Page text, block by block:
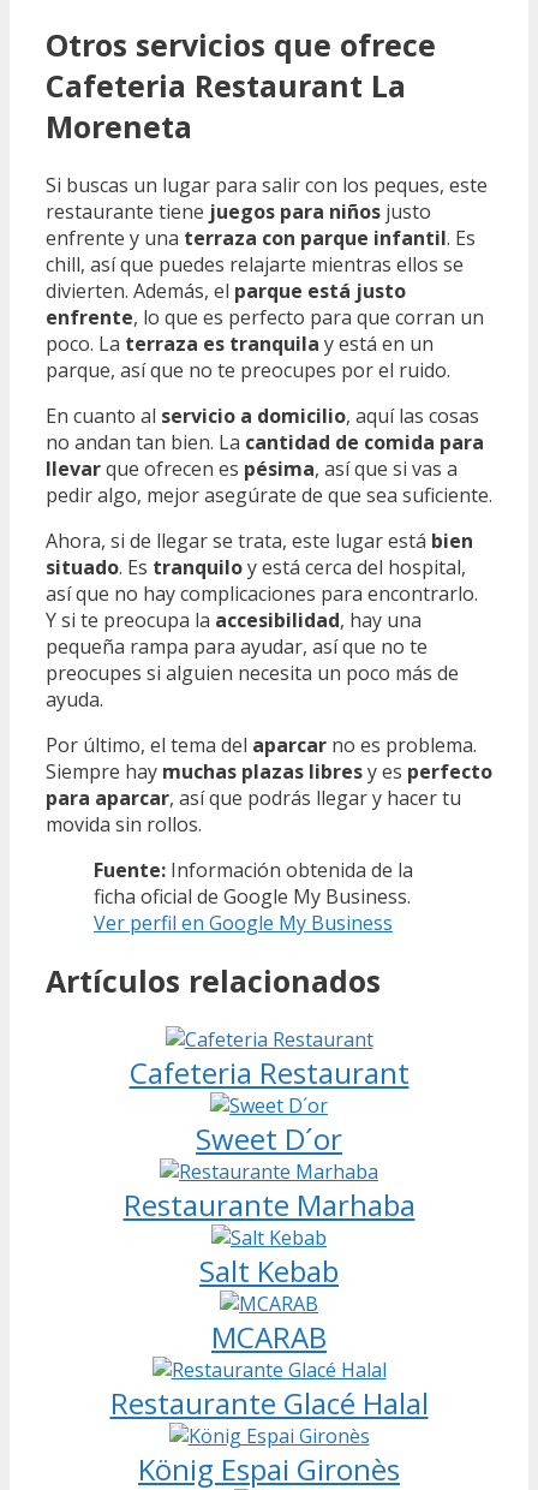
Otros servicios que ofrece
Cafeteria Restaurant La
Moreneta
Si buscas un lugar para salir con los peques, este
restaurante tiene juegos para niños justo
enfrente y una terraza con parque infantil. Es
chill, así que puedes relajarte mientras ellos se
divierten. Además, el parque está justo
enfrente, lo que es perfecto para que corran un
poco. La terraza es tranquila y está en un
parque, así que no te preocupes por el ruido.
En cuanto al servicio a domicilio, aquí las cosas
no andan tan bien. La cantidad de comida para
llevarque ofrecen es pésima, así que si vas a
pedir algo, mejor asegúrate de que sea suficiente.
Ahora, si de llegar se trata, este lugar está bien
situado. Es tranquiloy está cerca del hospital,
así que no hay complicaciones para encontrarlo.
Y si te preocupa la accesibilidad, hay una
pequeña rampa para ayudar, así que no te
preocupes si alguien necesita un poco más de
ayuda.
Por último, el tema del aparcar no es problema.
Siempre hay muchas plazas libresy es perfecto
para aparcar, así que podrás llegar y hacer tu
movida sin rollos.
Fuente: Información obtenida de la
ficha oficial de Google My Business.
Ver perfil en Google My Business
Artículos relacionados
Cafeteria Restaurant
Sweet D´or
Restaurante Marhaba
Salt Kebab
MCARAB
Restaurante Glacé Halal
König Espai Gironès